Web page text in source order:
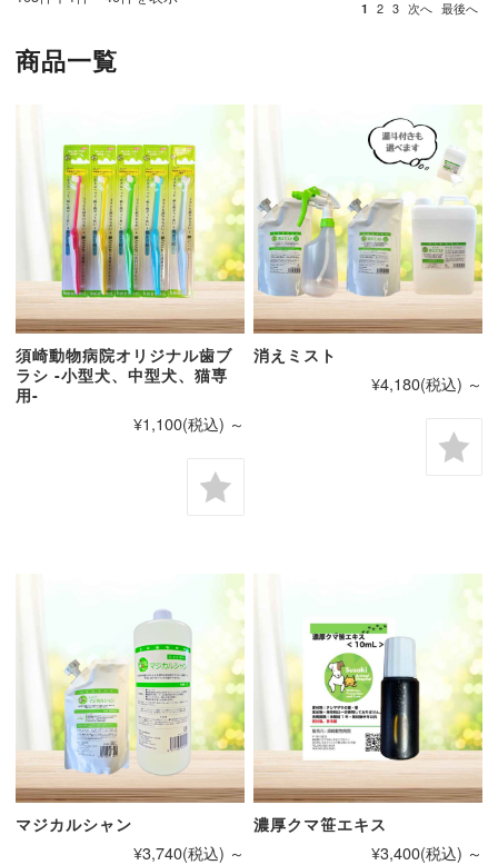
1 2 3 次へ 最後へ
商品一覧
須崎動物病院オリジナル歯ブ
ラシ -小型犬、中型犬、猫専
用-
¥1,100(税込) ～
消えミスト
¥4,180(税込) ～
マジカルシャン
¥3,740(税込) ～
濃厚クマ笹エキス
¥3,400(税込) ～